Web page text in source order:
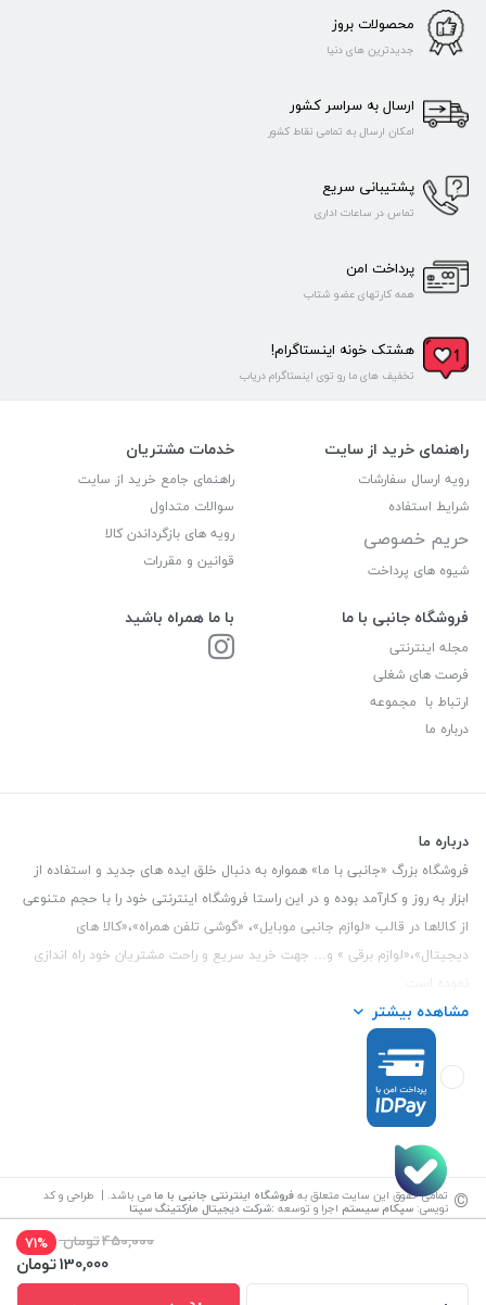
450,000تومان 71%
130,000تومان
محصولات بروز
جدیدترین های دنیا
ارسال به سراسر کشور
امکان ارسال به تمامی نقاط کشور
پشتیبانی سریع
تماس در ساعات اداری
پرداخت امن
همه کارتهای عضو شتاب
هشتک خونه اینستاگرام!
تخفیف های ما رو توی اینستاگرام دریاب
راهنمای خرید از سایت
رویه ارسال سفارشات
شرایط استفاده
حریم خصوصی
شیوه های پرداخت
خدمات مشتریان
راهنمای جامع خرید از سایت
سوالات متداول
رویه های بازگرداندن کالا
قوانین و مقررات
فروشگاه جانبی با ما
مجله اینترنتی
فرصت های شغلی
ارتباط با مجموعه
درباره ما
با ما همراه باشید
درباره ما
فروشگاه بزرگ «جانبی با ما» همواره به دنبال خلق ایده های جدید و استفاده از
ابزار به روز و کارآمد بوده و در این راستا فروشگاه اینترنتی خود را با حجم متنوعی
از کالاها در قالب «لوازم جانبی موبایل»، «گوشی تلفن همراه»،«کالا های
دیجیتال»،«لوازم برقی » و… جهت خرید سریع و راحت مشتریان خود راه اندازی
این فروشگاه تمام تلاش خود را نموده تا کالاهایی با کیفیت و با حداقل قیمت
عرضه نماید.
تلفن تماس :3847 088 0912
و ملی طبقه زیرین عکاسی
مشاهده بیشتر
© تمامی حقوق این سایت متعلق بهفروشگاه اینترنتی جانبی با ما می باشد. | طراحی و کد
نویسی: سپکام سیستم اجرا و توسعه :شرکت دیجیتال مارکتینگ سپتا